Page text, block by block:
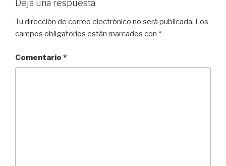
Deja una respuesta
Tu dirección de correo electrónico no será publicada. Los
campos obligatorios están marcados con *
Comentario *